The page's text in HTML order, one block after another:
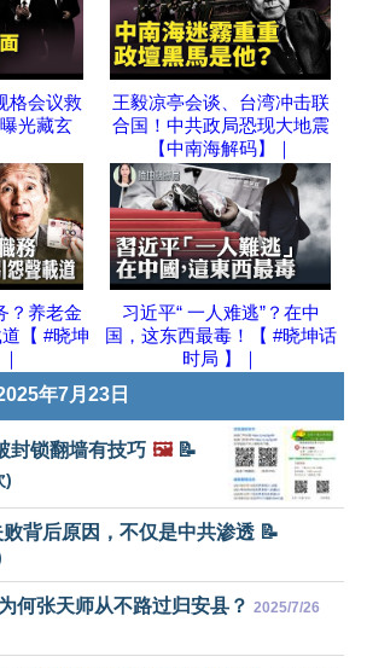
格会议救
光藏玄
王毅凉亭会谈、台湾冲击联
合国！中共政局恐现大地震
【中南海解码】｜
？养老金
【 #晓坤
习近平“ 一人难逃”？在中
国，这东西最毒！【 #晓坤话
时局 】｜
年7月23日
封锁翻墙有技巧 🖼️📝
)
背后原因，不仅是中共渗透 📝
何张天师从不路过归安县？ 2025/7/26